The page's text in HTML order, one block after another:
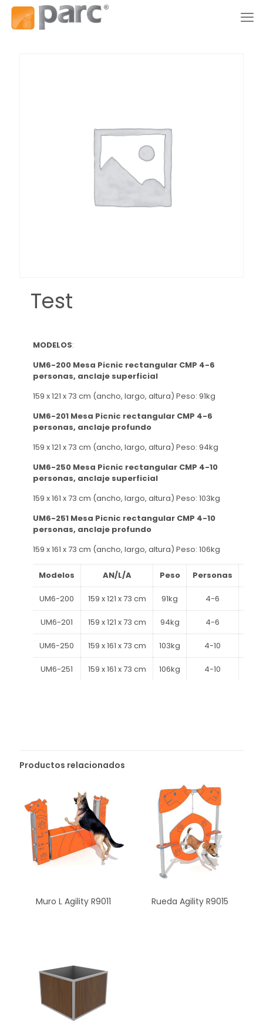
Test
MODELOS:
UM6-200 Mesa Picnic rectangular CMP 4-6
personas, anclaje superficial
159 x 121 x 73 cm (ancho, largo, altura) Peso: 91kg
UM6-201 Mesa Picnic rectangular CMP 4-6
personas, anclaje profundo
159 x 121 x 73 cm (ancho, largo, altura) Peso: 94kg
UM6-250 Mesa Picnic rectangular CMP 4-10
personas, anclaje superficial
159 x 161 x 73 cm (ancho, largo, altura) Peso: 103kg
UM6-251 Mesa Picnic rectangular CMP 4-10
personas, anclaje profundo
159 x 161 x 73 cm (ancho, largo, altura) Peso: 106kg
Modelos AN/L/A Peso Personas
UM6-200 159 x 121 x 73 cm 91kg 4-6
UM6-201 159 x 121 x 73 cm 94kg 4-6
UM6-250 159 x 161 x 73 cm 103kg 4-10
UM6-251 159 x 161 x 73 cm 106kg 4-10
Productos relacionados
Muro L Agility R9011 Rueda Agility R9015